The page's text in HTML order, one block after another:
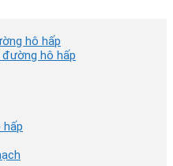
hô hấp
đường hô hấp
hấp